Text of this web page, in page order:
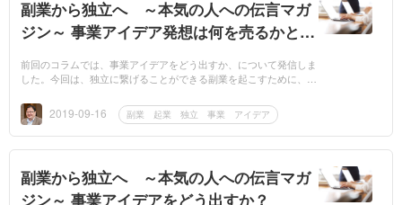
副業から独立へ ～本気の人への伝言マガ
ジン～ 事業アイデア発想は何を売るかと、
前回のコラムでは、事業アイデアをどう出すか、について発信しま
した。今回は、独立に繋げることができる副業を起こすために、ど
って参ります。...
2019-09-16 副業 起業 独立 事業 アイデア
副業から独立へ ～本気の人への伝言マガ
ジン～ 事業アイデアをどう出すか？